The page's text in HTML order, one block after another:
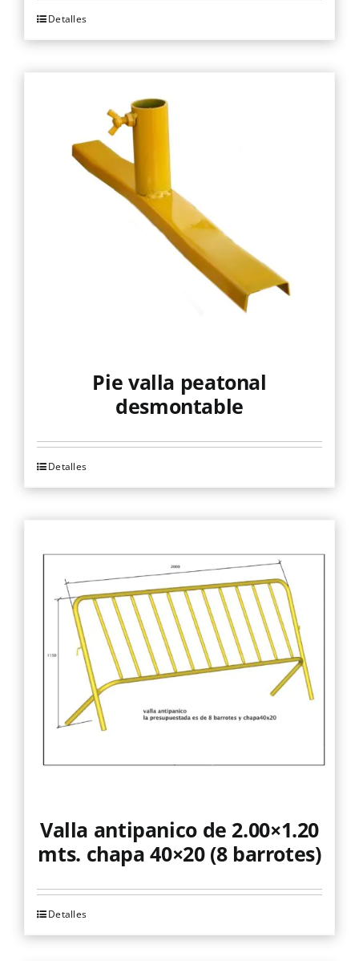
Detalles
Pie valla peatonal
desmontable
Detalles
Valla antipanico de 2.00×1.20
mts. chapa 40×20 (8 barrotes)
Detalles